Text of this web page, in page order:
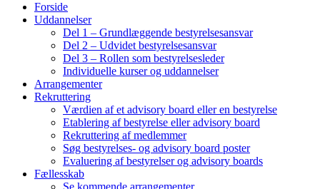
Forside
Uddannelser
Del 1 – Grundlæggende bestyrelsesansvar
Del 2 – Udvidet bestyrelsesansvar
Del 3 – Rollen som bestyrelsesleder
Individuelle kurser og uddannelser
Arrangementer
Rekruttering
Værdien af et advisory board eller en bestyrelse
Etablering af bestyrelse eller advisory board
Rekruttering af medlemmer
Søg bestyrelses- og advisory board poster
Evaluering af bestyrelser og advisory boards
Fællesskab
Se kommende arrangementer